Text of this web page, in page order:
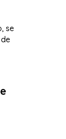
se